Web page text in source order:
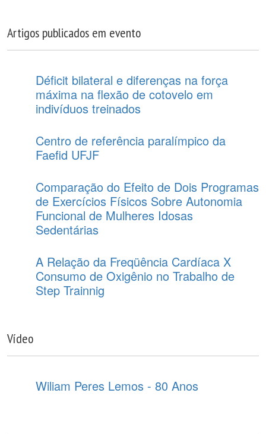
Artigos publicados em evento
Déficit bilateral e diferenças na força
máxima na flexão de cotovelo em
indivíduos treinados
Centro de referência paralímpico da
Faefid UFJF
Comparação do Efeito de Dois Programas
de Exercícios Físicos Sobre Autonomia
Funcional de Mulheres Idosas
Sedentárias
A Relação da Freqüência Cardíaca X
Consumo de Oxigênio no Trabalho de
Step Trainnig
Vídeo
Wiliam Peres Lemos - 80 Anos